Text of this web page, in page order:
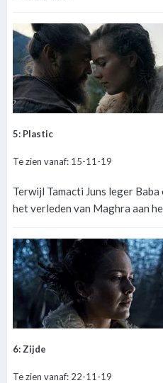
5: Plastic
Te zien vanaf: 15-11-19
Terwijl Tamacti Juns leger
het verleden van Maghra aan
6: Zijde
Te zien vanaf: 22-11-19